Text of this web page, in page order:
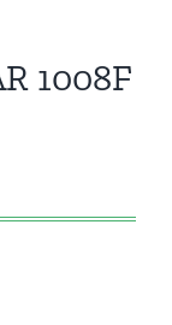
1008F